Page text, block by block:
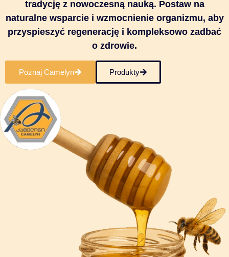
tradycję z nowoczesną nauką. Postaw na
naturalne wsparcie i wzmocnienie organizmu, aby
przyspieszyć regenerację i kompleksowo zadbać
o zdrowie.
Poznaj Camelyn Produkty